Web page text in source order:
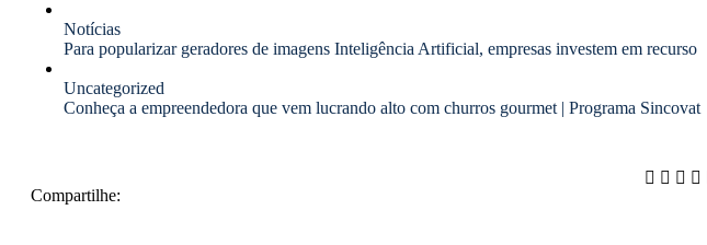
Notícias
Para popularizar geradores de imagens Inteligência Artificial, empresas investem em recurso
Uncategorized
Conheça a empreendedora que vem lucrando alto com churros gourmet | Programa Sincovat
Compartilhe: